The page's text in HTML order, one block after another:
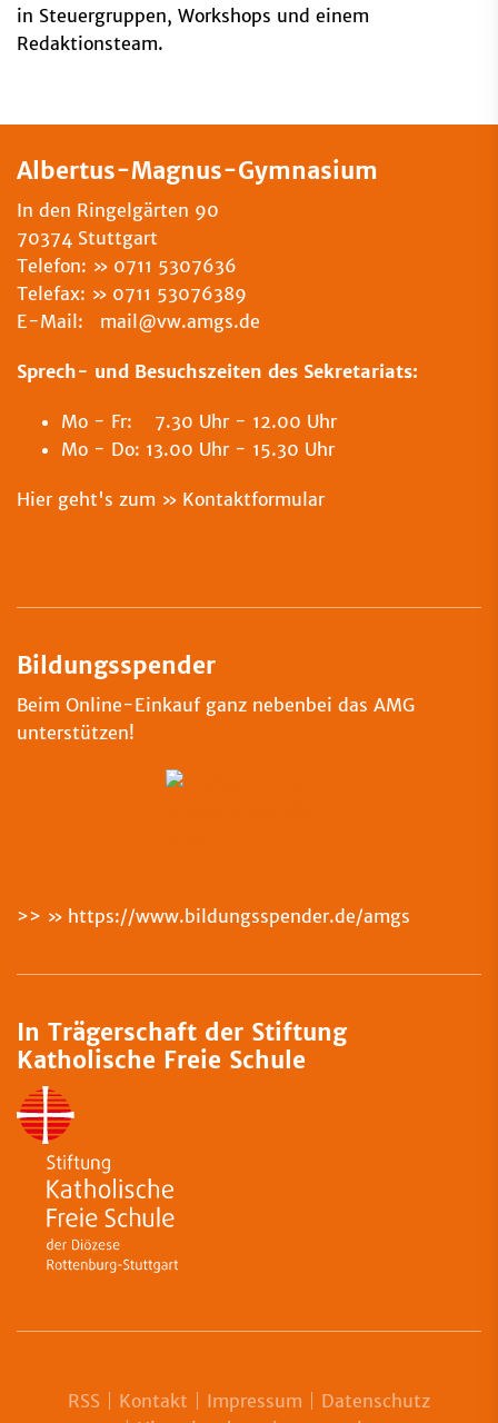
in Steuergruppen, Workshops und einem
Redaktionsteam.
Albertus-Magnus-Gymnasium
In den Ringelgärten 90
70374 Stuttgart
Telefon:
0711 5307636
Telefax:
0711 53076389
E-Mail: mail@vw.amgs.de
Sprech- und Besuchszeiten des Sekretariats:
Mo - Fr: 7.30 Uhr - 12.00 Uhr
Mo - Do: 13.00 Uhr - 15.30 Uhr
Hier geht's zum Kontaktformular
Bildungsspender
Beim Online-Einkauf ganz nebenbei das AMG
unterstützen!
>> https://www.bildungsspender.de/amgs
In Trägerschaft der Stiftung
Katholische Freie Schule
RSS Kontakt Impressum
Datenschutz